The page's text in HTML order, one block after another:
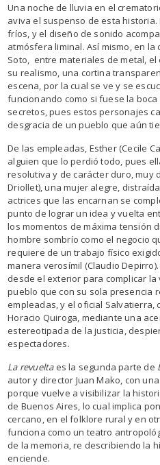
Una noche de lluvia en el
aviva el suspenso de esta
fríos, y el diseño de sonido
atmósfera liminal. Así mismo, en
Soto, entre materiales de metal,
su realismo, una cortina
escena, por la cual se ve y se
funcionando como si fuese la
secretos, pues estos personajes
desgracia de un pueblo que aún
De las empleadas, Esther (Cecile
alguien que lo perdió todo, pues
resolutiva y de carácter duro, muy
Driollet), una mujer alegre,
actrices que las encarnan se
punto de lograr un idea y vuelta
los momentos de máxima tensión
hombre sombrío como el negocio
requiere de un trabajo físico
manera verosímil (Claudio
desde el exterior para complicar
pueblo que con su sola presencia
empleadas, y el oficial Salvatierra,
Horacio Quiroga, mediante una
estereotipada de la justicia,
espectadores.
La revueltaes la segunda parte de
autor y director Juan Mako, con
porque vuelve a visibilizar la
de Buenos Aires, lo cual implica
cercano, en el folklore rural y en
funciona como un teatro
de la memoria, re describiendo la
enciende.